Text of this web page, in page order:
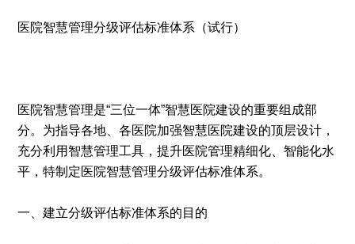
医院智慧管理分级评估标准体系（试行）
医院智慧管理是“三位一体”智慧医院建设的重要组成部
分。为指导各地、各医院加强智慧医院建设的顶层设计，
充分利用智慧管理工具，提升医院管理精细化、智能化水
平，特制定医院智慧管理分级评估标准体系。
一、建立分级评估标准体系的目的